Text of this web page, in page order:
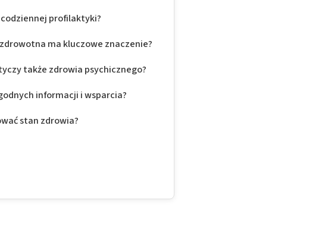
codziennej profilaktyki?
ma kluczowe znaczenie?
także zdrowia psychicznego?
informacji i wsparcia?
stan zdrowia?